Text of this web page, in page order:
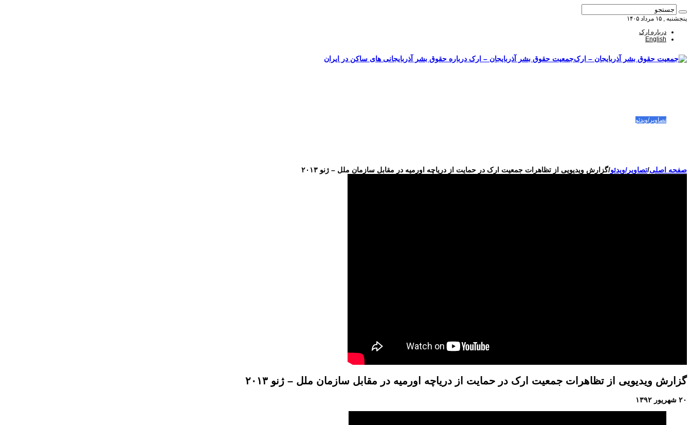
پنجشنبه , ۱۵ مرداد ۱۴۰۵
درباره ارک
English
جمعیت حقوق بشر آذربایجان – ارک درباره حقوق بشر آذربایجانی های ساکن در ایران
تصاویر/ویدئو
صفحه اصلی/تصاویر/ویدئو/گزارش ویدیویی از تظاهرات جمعیت ارک در حمایت از دریاچه اورمیه در مقابل سازمان ملل – ژنو ۲۰۱۳
گزارش ویدیویی از تظاهرات جمعیت ارک در حمایت از دریاچه اورمیه در مقابل سازمان ملل – ژنو ۲۰۱۳
۲۰ شهریور ۱۳۹۲